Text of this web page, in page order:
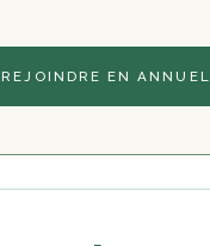
REJOINDRE EN ANNUEL